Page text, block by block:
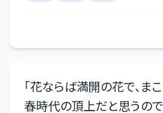
「花ならば満開の花で、ま
春時代の頂上だと思うの